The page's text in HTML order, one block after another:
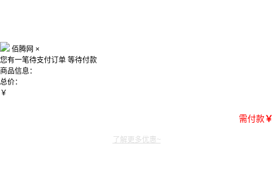
佰腾网 ×
您有一笔待支付订单 等待付款
商品信息：
总价：
￥
需付款￥
了解更多优惠~